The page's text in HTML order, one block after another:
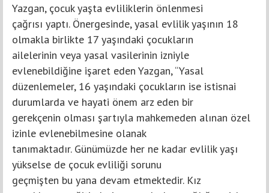
Yazgan, çocuk yaşta evliliklerin önlenmesi
çağrısı yaptı. Önergesinde, yasal evlilik yaşının 18
olmakla birlikte 17 yaşındaki çocukların
ailelerinin veya yasal vasilerinin izniyle
evlenebildiğine işaret eden Yazgan, “Yasal
düzenlemeler, 16 yaşındaki çocukların ise istisnai
durumlarda ve hayati önem arz eden bir
gerekçenin olması şartıyla mahkemeden alınan özel
izinle evlenebilmesine olanak
tanımaktadır. Günümüzde her ne kadar evlilik yaşı
yükselse de çocuk evliliği sorunu
geçmişten bu yana devam etmektedir. Kız